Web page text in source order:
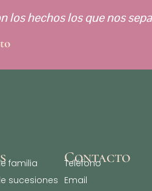
los hechos los que nos
familia
sucesiones
Contacto
Teléfono
Email